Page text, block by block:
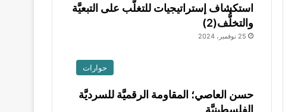
استكشاف إستراتيجيات للتغلُّب على التبعيَّة
والتخلُّف(2)
25 نوفمبر، 2024
حوارات
حسن العاصي؛ المقاومة الرقميَّة للسرديَّة
الفلسطينيَّة